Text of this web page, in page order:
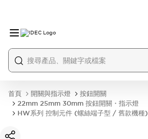
首頁 開關與指示燈
按鈕開關
22mm 25mm 30mm 按鈕開關・指示燈
HW系列 控制元件 (螺絲端子型 / 舊款機種)